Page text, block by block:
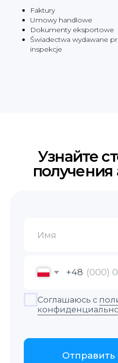
Faktury
Umowy handlowe
Dokumenty eksportowe
Świadectwa wydawane
inspekcje